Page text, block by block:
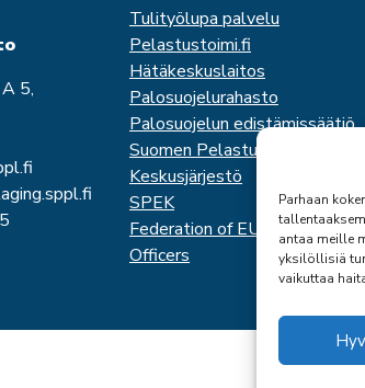
Parhaan
antaa meille
yksilöllisiä
vaikuttaa
5,
Tulityölupa palvelu
Pelastustoimi.fi
Hätäkeskuslaitos
Palosuojelurahasto
Palosuojelun edistämissäätiö
Suomen Pelastusalan
Keskusjärjestö
SPEK
Federation of EUropean Fire
Officers